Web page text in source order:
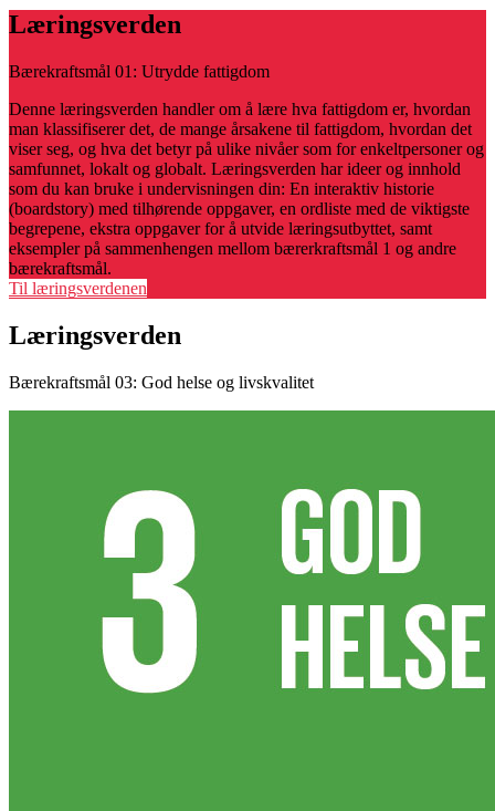
Læringsverden
Bærekraftsmål 01: Utrydde fattigdom
Denne læringsverden handler om å lære hva fattigdom er, hvordan
man klassifiserer det, de mange årsakene til fattigdom, hvordan det
viser seg, og hva det betyr på ulike nivåer som for enkeltpersoner og
samfunnet, lokalt og globalt. Læringsverden har ideer og innhold
som du kan bruke i undervisningen din: En interaktiv historie
(boardstory) med tilhørende oppgaver, en ordliste med de viktigste
begrepene, ekstra oppgaver for å utvide læringsutbyttet, samt
eksempler på sammenhengen mellom bærerkraftsmål 1 og andre
bærekraftsmål.
Til læringsverdenen
Læringsverden
Bærekraftsmål 03: God helse og livskvalitet